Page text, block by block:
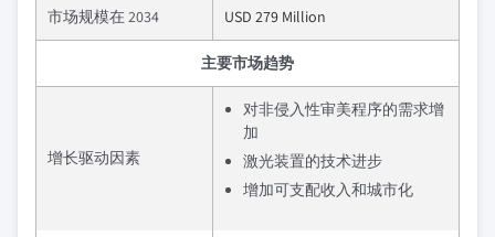
市场规模在 2034 USD 279 Million
主要市场趋势
增长驱动因素
对非侵入性审美程序的需求增
加
激光装置的技术进步
增加可支配收入和城市化